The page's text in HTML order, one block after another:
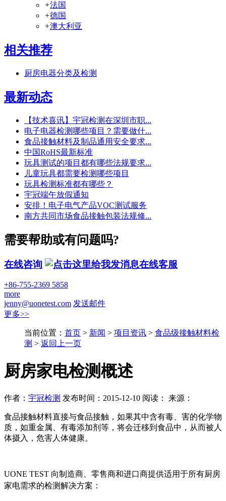
+法国
+德国
+澳大利亚
相关推荐
厨房电器分类及检测
最新动态
【技术喜讯】宇冠检测在深圳市职...
电子电器检测哪些项目？需要做什...
食品接触材料及制品通用安全要求...
中国RoHS最新标准
玩具测试的项目都有哪些法规要求...
儿童玩具都需要检测哪些项目
玩具检测标准都有哪些？
宇冠端午放假通知
安排！电子电气产品VOC测试服务
南方共同市场食品接触包装法规修...
需要帮助或有问题吗?
在线咨询 在线客服
+86-755-2369 5858
more
jenny@uonetest.com 发送邮件
更多>>
当前位置： 首页 > 新闻 > 项目资讯 > 食品级接触材料检
测 > 返回上一页
厨房家电检测概述
作者： 宇冠检测 发布时间：2015-12-10 阅读： 来源：
食品接触材料直接与食品接触，如果其中含有毒、害的化学物
质，如重金属、有毒添加剂等，将会迁移到食品中，从而被人
体摄入，危害人体健康。
UONE TEST 向制造商、零售商和进口商提供适用于所有厨房
家电需求的检测解决方案：